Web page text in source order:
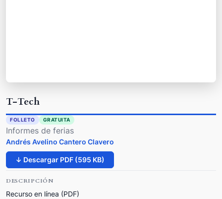
T-Tech
FOLLETO GRATUITA
Informes de ferias
Andrés Avelino Cantero Clavero
↓ Descargar PDF (595 KB)
DESCRIPCIÓN
Recurso en línea (PDF)